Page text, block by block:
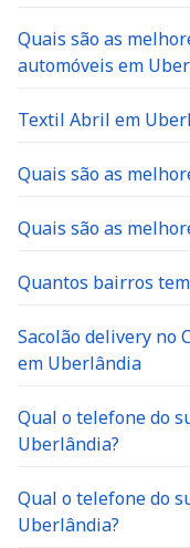
Quais são as
automóveis em
Textil Abril em
Quais são as
Quais são as
Quantos bairros
Sacolão delivery no
em Uberlândia
Qual o telefone do
Uberlândia?
Qual o telefone do
Uberlândia?